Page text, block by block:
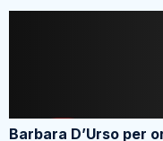
Barbara D’Urso per